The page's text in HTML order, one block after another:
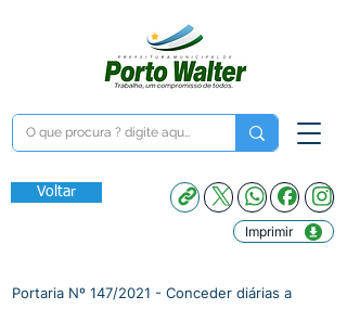
Voltar
Imprimir
Portaria Nº 147/2021 - Conceder diárias a